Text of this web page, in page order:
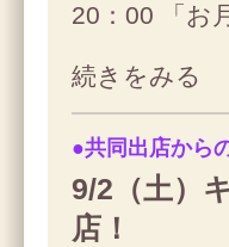
20：00 「お
続きをみる
●共同出店から
9/2（土）
店！